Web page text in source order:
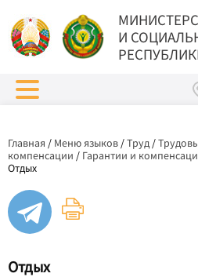
И
Главная / Меню языков /Труд/
компенсации / Гарантии и
Отдых
Отдых